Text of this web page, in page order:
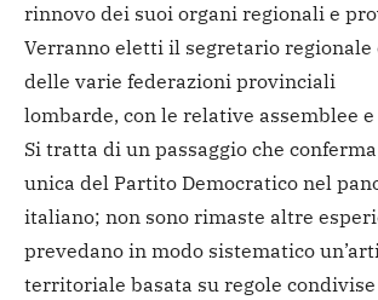
rinnovo dei suoi organi regionali e
Verranno eletti il segretario regionale
delle varie federazioni provinciali
lombarde, con le relative assemblee
Si tratta di un passaggio che
unica del Partito Democratico nel
italiano; non sono rimaste altre
prevedano in modo sistematico
territoriale basata su regole condivise